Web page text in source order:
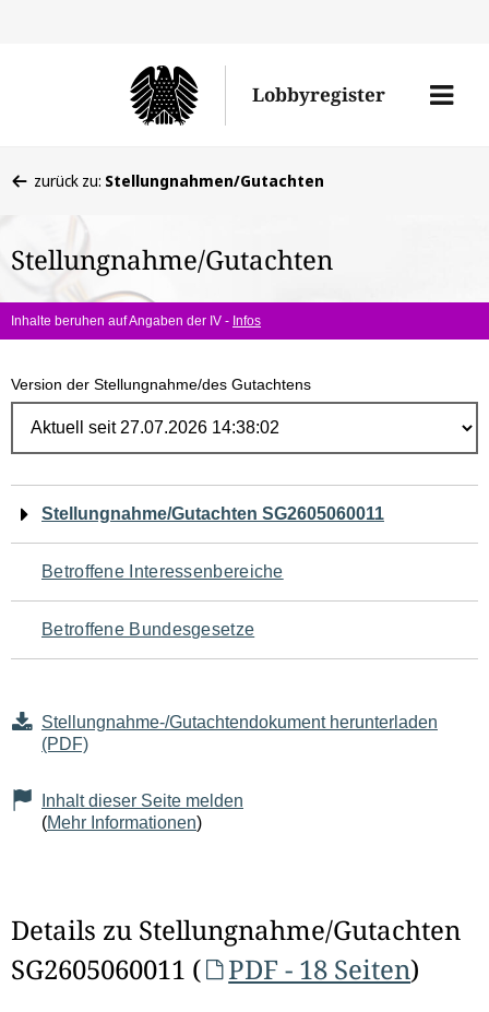
Lobbyregister
Menü
befinden
hier:
zurück zu: Stellungnahmen/Gutachten
Stellungnahme/Gutachten
Inhalte beruhen auf Angaben der IV - Infos
Version der Stellungnahme/des Gutachtens
Navigation
für
den
Seiteninhalt
Stellungnahme/Gutachten SG2605060011
Betroffene Interessenbereiche
Betroffene Bundesgesetze
Stellungnahme-/Gutachtendokument herunterladen
(PDF)
Inhalt dieser Seite melden
(Mehr Informationen)
Details zu Stellungnahme/Gutachten
SG2605060011 (
PDF - 18 Seiten)